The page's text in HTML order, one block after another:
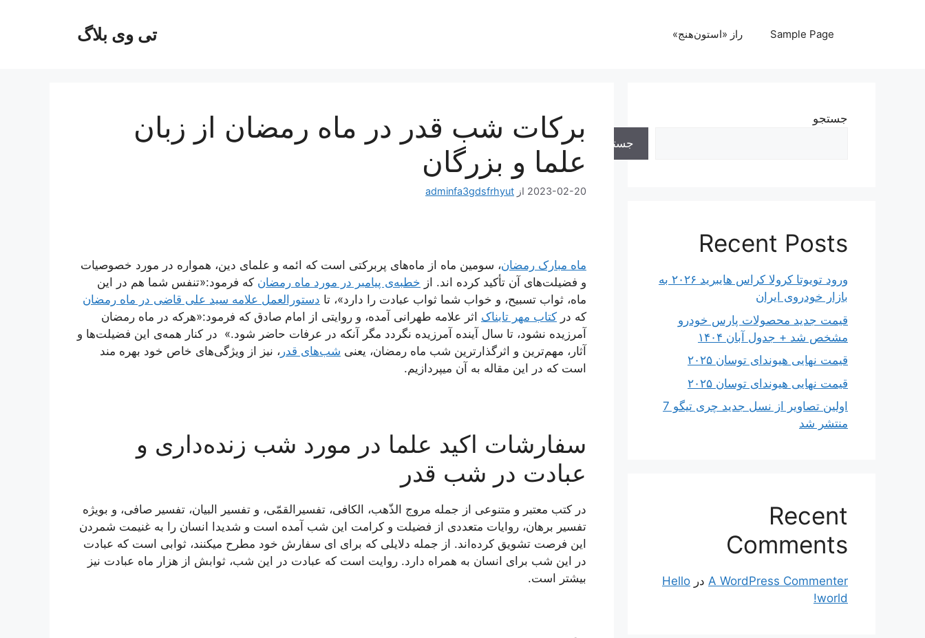
تی وی بلاگ Sample Page راز «استون‌هنج»
برکات شب قدر در ماه رمضان از زبان
علما و بزرگان
2023-02-20 از adminfa3gdsfrhyut
ماه مبارک رمضان، سومین ماه از ماه‌های پربرکتی است که ائمه و علمای دین، همواره در مورد خصوصیات
و فضیلت‌های آن تأکید کرده اند. از خطبه‌ی پیامبر در مورد ماه رمضان که فرمود:«تنفس شما هم در این
ماه، ثواب تسبیح، و خواب شما ثواب عبادت را دارد»، تا دستورالعمل علامه سید علی قاضی در ماه رمضان
که در کتاب مهر تابناک اثر علامه طهرانی آمده، و روایتی از امام صادق که فرمود:«هرکه در ماه رمضان
آمرزیده نشود، تا سال آینده آمرزیده نگردد مگر آنکه در عرفات حاضر شود.» در کنار همه‌ی این فضیلت‌ها و
آثار، مهم‌ترین و اثرگذارترین شب ماه رمضان، یعنی شب‌های قدر ، نیز از ویژگی‌های خاص خود بهره مند
است که در این مقاله به آن میپردازیم.
سفارشات اکید علما در مورد شب زنده‌داری و
عبادت در شب قدر
در کتب معتبر و متنوعی از جمله مروج الذّهب، الکافی، تفسیرالقمّی، و تفسیر البیان، تفسیر صافی، و بویژه
تفسیر برهان، روایات متعددی از فضیلت و کرامت این شب آمده است و شدیدا انسان را به غنیمت شمردن
این فرصت تشویق کرده‌اند. از جمله دلایلی که برای ای سفارش خود مطرح میکنند، ثوابی است که عبادت
در این شب برای انسان به همراه دارد. روایت است که عبادت در این شب، ثوابش از هزار ماه عبادت نیز
بیشتر است.
جستجو
جستجو
Recent Posts
ورود تویوتا کرولا کراس هایبرید ۲۰۲۶ به
بازار خودروی ایران
قیمت جدید محصولات پارس خودرو
مشخص شد + جدول آبان ۱۴۰۴
قیمت نهایی هیوندای توسان ۲۰۲۵
قیمت نهایی هیوندای توسان ۲۰۲۵
اولین تصاویر از نسل جدید چری تیگو 7
منتشر شد
Recent
Comments
A WordPress Commenter در Hello
world!